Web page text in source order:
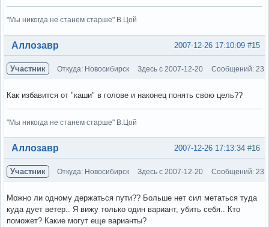
"Мы никогда не станем старше" В.Цой
Вне форума #15
2007-12-26 17:10:09
Аллозавр
Участник Откуда: Новосибирск Здесь с 2007-12-20 Сообщений: 23
Как избавится от "каши" в голове и наконец понять свою цель??
"Мы никогда не станем старше" В.Цой
Вне форума #16
2007-12-26 17:13:34
Аллозавр
Участник Откуда: Новосибирск Здесь с 2007-12-20 Сообщений: 23
Можно ли одному держаться пути?? Больше нет сил метаться туда
куда дует ветер.. Я вижу только один вариант, убить себя.. Кто
поможет? Какие могут еще варианты?